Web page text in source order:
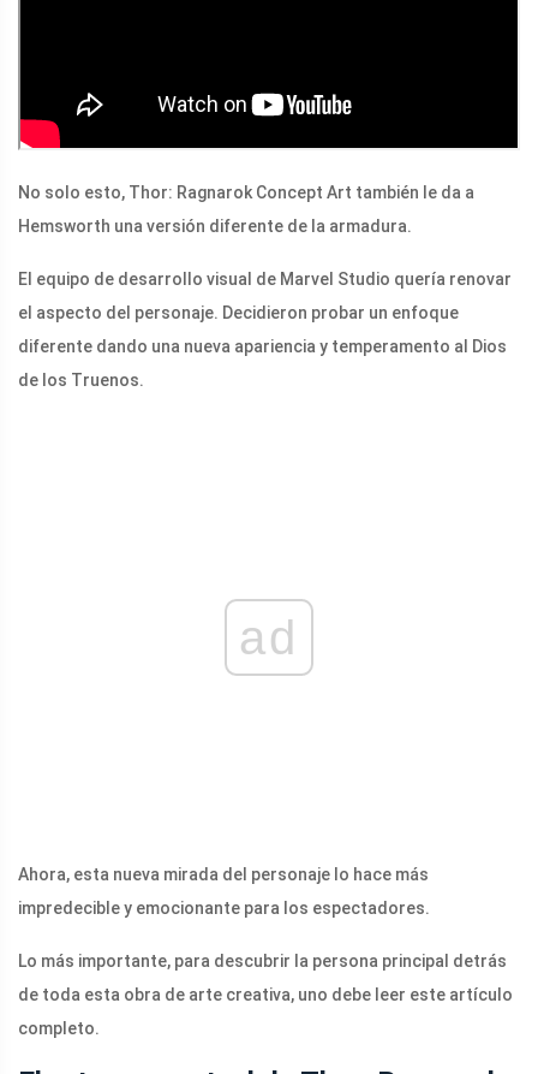
No solo esto, Thor: Ragnarok Concept Art también le da a
Hemsworth una versión diferente de la armadura.
El equipo de desarrollo visual de Marvel Studio quería renovar
el aspecto del personaje. Decidieron probar un enfoque
diferente dando una nueva apariencia y temperamento al Dios
de los Truenos.
ad
Ahora, esta nueva mirada del personaje lo hace más
impredecible y emocionante para los espectadores.
Lo más importante, para descubrir la persona principal detrás
de toda esta obra de arte creativa, uno debe leer este artículo
completo.